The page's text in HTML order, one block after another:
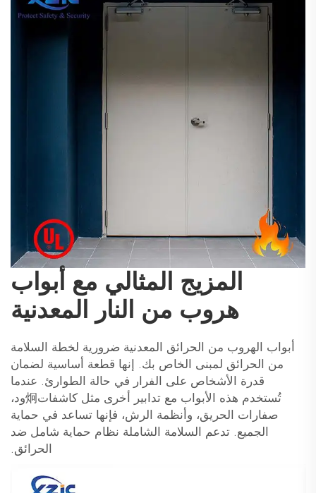
المزيج المثالي مع أبواب
هروب من النار المعدنية
أبواب الهروب من الحرائق المعدنية ضرورية لخطة السلامة
من الحرائق لمبنى الخاص بك. إنها قطعة أساسية لضمان
قدرة الأشخاص على الفرار في حالة الطوارئ. عندما
تُستخدم هذه الأبواب مع تدابير أخرى مثل كاشفات炯ود،
صفارات الحريق، وأنظمة الرش، فإنها تساعد في حماية
الجميع. تدعم السلامة الشاملة نظام حماية شامل ضد
الحرائق.